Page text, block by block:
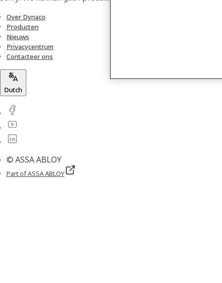
Over Dynaco
Producten
Nieuws
Privacycentrum
Contacteer ons
Dutch
© ASSA ABLOY
Part of ASSA ABLOY